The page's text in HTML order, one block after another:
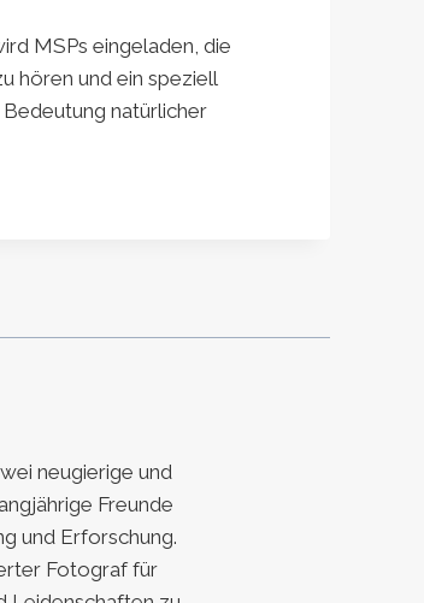
MSPs eingeladen, die
hören und ein speziell
natürlicher
neugierige und
Freunde
und Erforschung.
Fotograf für